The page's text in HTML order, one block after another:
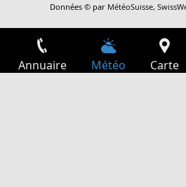
Données © par MétéoSuisse,
Annuaire Météo Carte